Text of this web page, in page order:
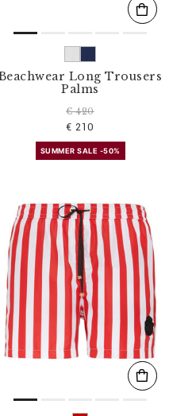
Long Trousers
Palms
€ 420
€ 210
SUMMER SALE -50%